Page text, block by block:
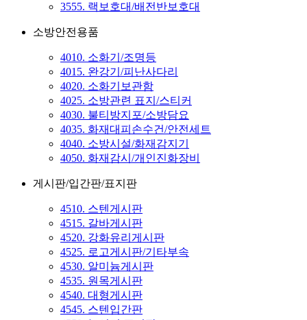
3555. 랙보호대/배전반보호대
소방안전용품
4010. 소화기/조명등
4015. 완강기/피난사다리
4020. 소화기보관함
4025. 소방관련 표지/스티커
4030. 불티방지포/소방담요
4035. 화재대피손수건/안전세트
4040. 소방시설/화재감지기
4050. 화재감시/개인진화장비
게시판/입간판/표지판
4510. 스텐게시판
4515. 갈바게시판
4520. 강화유리게시판
4525. 로고게시판/기타부속
4530. 알미늄게시판
4535. 원목게시판
4540. 대형게시판
4545. 스텐입간판